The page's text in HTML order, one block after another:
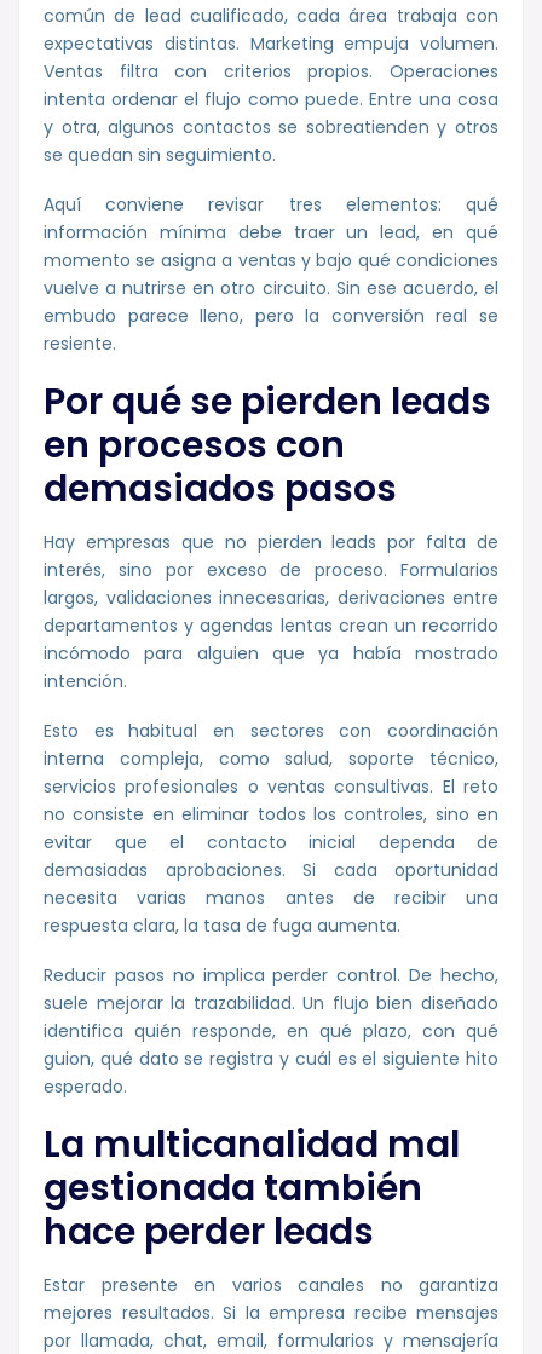
común de lead cualificado, cada área trabaja con
expectativas distintas. Marketing empuja volumen.
Ventas filtra con criterios propios. Operaciones
intenta ordenar el flujo como puede. Entre una cosa
y otra, algunos contactos se sobreatienden y otros
se quedan sin seguimiento.
Aquí conviene revisar tres elementos: qué
información mínima debe traer un lead, en qué
momento se asigna a ventas y bajo qué condiciones
vuelve a nutrirse en otro circuito. Sin ese acuerdo, el
embudo parece lleno, pero la conversión real se
resiente.
Por qué se pierden leads
en procesos con
demasiados pasos
Hay empresas que no pierden leads por falta de
interés, sino por exceso de proceso. Formularios
largos, validaciones innecesarias, derivaciones entre
departamentos y agendas lentas crean un recorrido
incómodo para alguien que ya había mostrado
intención.
Esto es habitual en sectores con coordinación
interna compleja, como salud, soporte técnico,
servicios profesionales o ventas consultivas. El reto
no consiste en eliminar todos los controles, sino en
evitar que el contacto inicial dependa de
demasiadas aprobaciones. Si cada oportunidad
necesita varias manos antes de recibir una
respuesta clara, la tasa de fuga aumenta.
Reducir pasos no implica perder control. De hecho,
suele mejorar la trazabilidad. Un flujo bien diseñado
identifica quién responde, en qué plazo, con qué
guion, qué dato se registra y cuál es el siguiente hito
esperado.
La multicanalidad mal
gestionada también
hace perder leads
Estar presente en varios canales no garantiza
mejores resultados. Si la empresa recibe mensajes
por llamada, chat, email, formularios y mensajería